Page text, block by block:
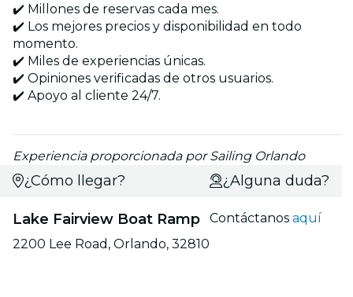
✔️ Millones de reservas cada mes.
✔️ Los mejores precios y disponibilidad en todo
momento.
✔️ Miles de experiencias únicas.
✔️ Opiniones verificadas de otros usuarios.
✔️ Apoyo al cliente 24/7.
Experiencia proporcionada por Sailing Orlando
¿Cómo llegar?
Lake Fairview Boat Ramp
2200 Lee Road, Orlando, 32810
¿Alguna duda?
Contáctanos aquí